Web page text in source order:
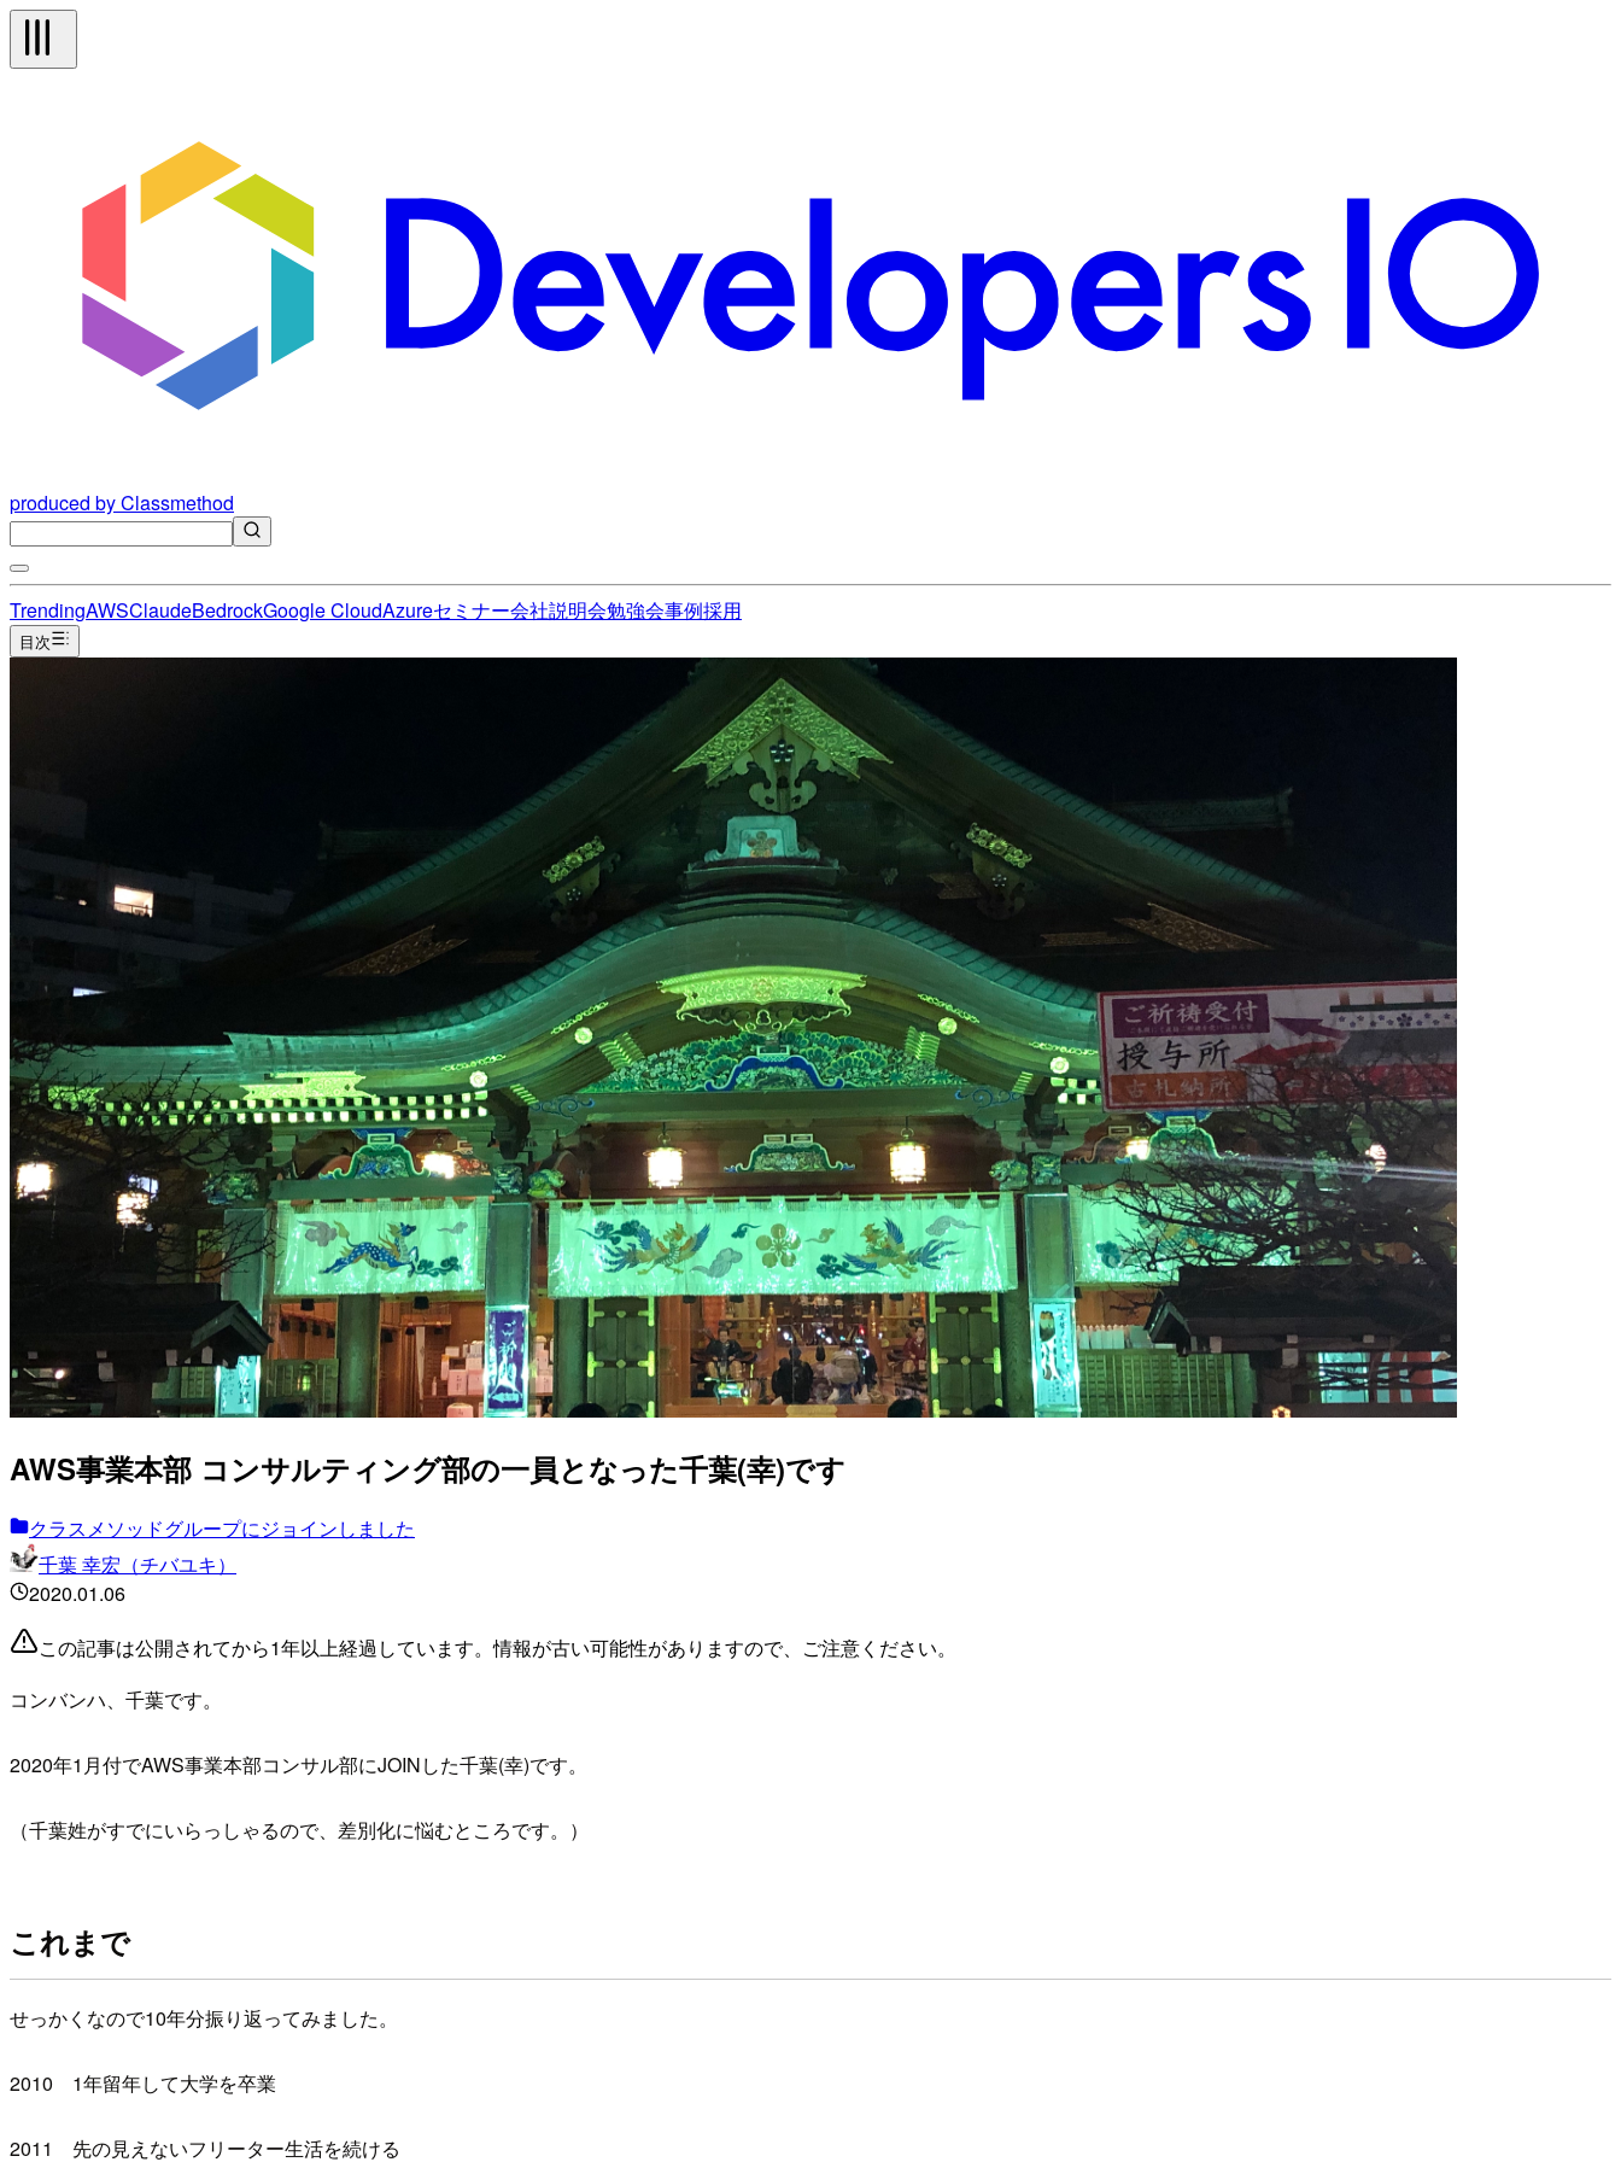
produced by Classmethod
TrendingAWSClaudeBedrockGoogle CloudAzureセミナー会社説明会勉強会事例採用
目次
AWS事業本部 コンサルティング部の一員となった千葉(幸)です
クラスメソッドグループにジョインしました
千葉 幸宏（チバユキ）
2020.01.06
この記事は公開されてから1年以上経過しています。情報が古い可能性がありますので、ご注意ください。
コンバンハ、千葉です。
2020年1月付でAWS事業本部コンサル部にJOINした千葉(幸)です。
（千葉姓がすでにいらっしゃるので、差別化に悩むところです。）
これまで
せっかくなので10年分振り返ってみました。
2010 1年留年して大学を卒業
2011 先の見えないフリーター生活を続ける